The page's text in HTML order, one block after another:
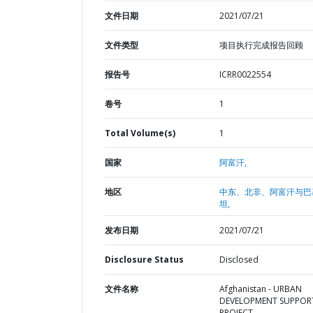
文件日期 2021/07/21
文件类型 项目执行完成报告回顾
报告号 ICRR0022554
卷号 1
Total Volume(s) 1
国家 阿富汗,
地区
中东、北非、阿富汗与
坦,
发布日期 2021/07/21
Disclosure Status Disclosed
文件名称
Afghanistan - URBAN
DEVELOPMENT